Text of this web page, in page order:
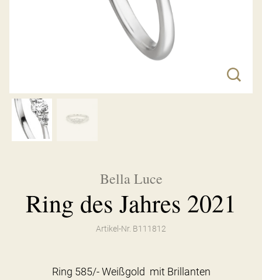
Bella Luce
Ring des Jahres 2021
Artikel-Nr. B111812
Ring 585/- Weißgold mit Brillanten